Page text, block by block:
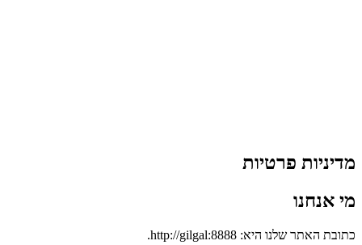
מדיניות פרטיות
מי אנחנו
כתובת האתר שלנו היא: http://gilgal:8888.